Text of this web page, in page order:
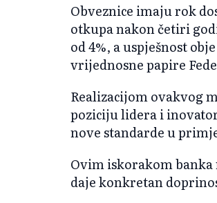
Obveznice imaju rok
otkupa nakon četiri
od 4%, a uspješnost
vrijednosne papire
Realizacijom ovakvog
poziciju lidera i
nove standarde u
Ovim iskorakom
daje konkretan